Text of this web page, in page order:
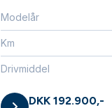
Modelår
Km
Drivmiddel
DKK 192.900,-